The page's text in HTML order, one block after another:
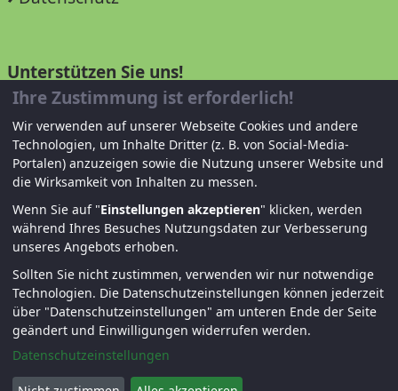
Unterstützen Sie uns!
Mitglied werden
Spenden und helfen
© KJF Regensburg – Alle Rechte vorbehalten. |
Fernwartung|Anmelden
Ihre Zustimmung ist erforderlich!
Wir verwenden auf unserer Webseite Cookies und andere
Technologien, um Inhalte Dritter (z. B. von Social-Media-
Portalen) anzuzeigen sowie die Nutzung unserer Website und
die Wirksamkeit von Inhalten zu messen.
Wenn Sie auf "Einstellungen akzeptieren" klicken, werden
während Ihres Besuches Nutzungsdaten zur Verbesserung
unseres Angebots erhoben.
Sollten Sie nicht zustimmen, verwenden wir nur notwendige
Technologien. Die Datenschutzeinstellungen können jederzeit
über "Datenschutzeinstellungen" am unteren Ende der Seite
geändert und Einwilligungen widerrufen werden.
Datenschutzeinstellungen